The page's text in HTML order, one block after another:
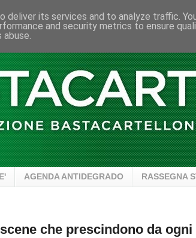
AGENDA ANTIDEGRADO RASSEGNA
che prescindono da ogni
deliver its services and to analyze traffic.
and security metrics to ensure